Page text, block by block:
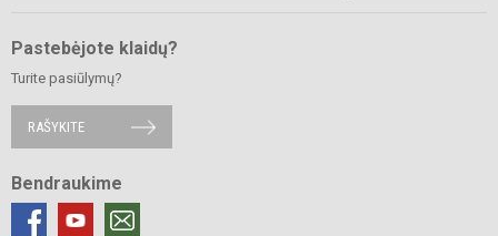
Pastebėjote klaidų?
Turite pasiūlymų?
RAŠYKITE
Bendraukime